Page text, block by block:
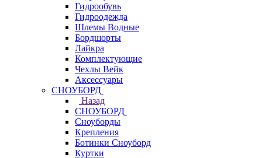
Гидрообувь
Гидроодежда
Шлемы Водные
Бордшорты
Лайкра
Комплектующие
Чехлы Вейк
Аксессуары
СНОУБОРД
Назад
СНОУБОРД
Сноуборды
Крепления
Ботинки Сноуборд
Куртки